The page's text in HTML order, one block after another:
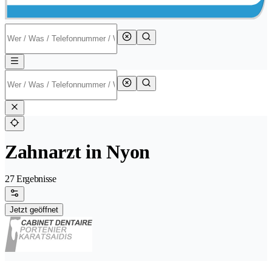
Zahnarzt in Nyon
27 Ergebnisse
Jetzt geöffnet